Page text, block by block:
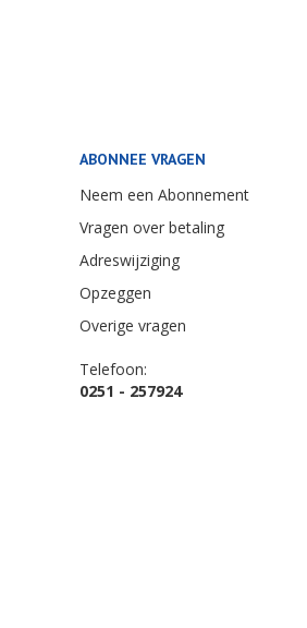
ABONNEE VRAGEN
Neem een Abonnement
Vragen over betaling
Adreswijziging
Opzeggen
Overige vragen
Telefoon:
0251 - 257924